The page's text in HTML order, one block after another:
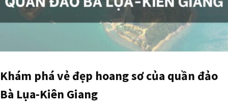
Khám phá vẻ đẹp hoang sơ của quần đảo
Bà Lụa-Kiên Giang